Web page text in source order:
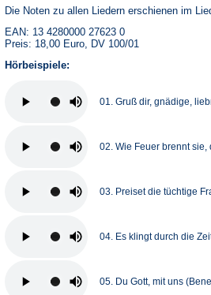
Die Noten zu allen Liedern erschienen im
EAN: 13 4280000 27623 0
Preis: 18,00 Euro, DV 100/01
Hörbeispiele:
01. Gruß dir, gnädige,
02. Wie Feuer brennt sie,
03. Preiset die tüchtige
04. Es klingt durch die
05. Du Gott, mit uns